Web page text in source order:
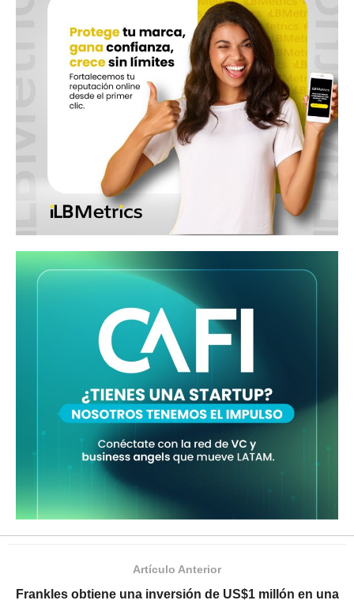
Artículo Anterior
Frankles obtiene una inversión de US$1 millón en una